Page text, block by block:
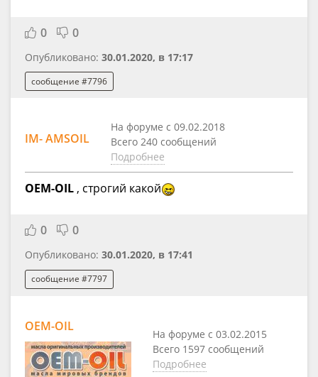
0 0
Опубликовано: 30.01.2020, в 17:17
сообщение #7796
IM- AMSOIL
На форуме с 09.02.2018
Всего 240 сообщений
Подробнее
OEM-OIL, строгий какой
0 0
Опубликовано: 30.01.2020, в 17:41
сообщение #7797
OEM-OIL
На форуме с 03.02.2015
Всего 1597 сообщений
Подробнее